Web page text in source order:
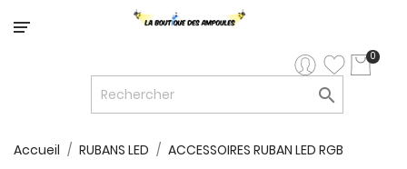
Catégorie
12V/24V
0

Accueil RUBANS LED ACCESSOIRES RUBAN LED RGB